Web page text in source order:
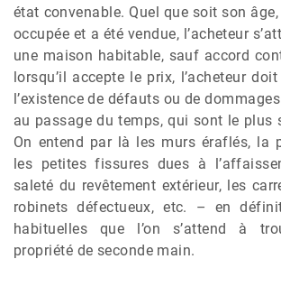
état convenable. Quel que soit son
occupée et a été vendue, l’acheteur
une maison habitable, sauf accord
lorsqu’il accepte le prix, l’acheteur
l’existence de défauts ou de
au passage du temps, qui sont le plus
On entend par là les murs éraflés, la
les petites fissures dues à
saleté du revêtement extérieur, les
robinets défectueux, etc. – en
habituelles que l’on s’attend à
propriété de seconde main.